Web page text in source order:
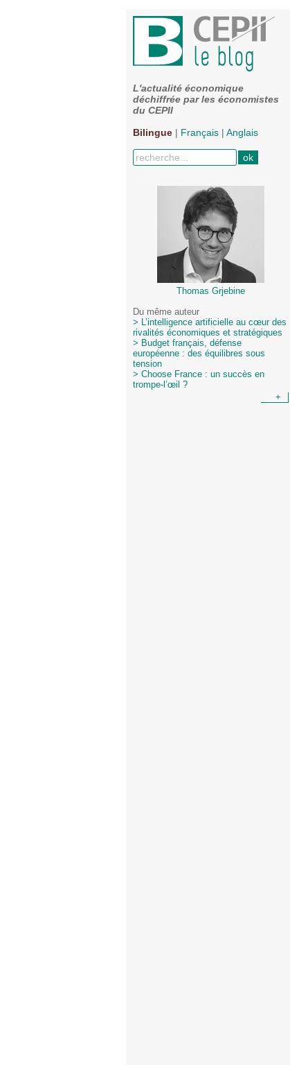
L'actualité économique
déchiffrée par les économistes
du CEPII
Bilingue | Français | Anglais
Thomas Grjebine
Du même auteur
> L’intelligence artificielle au cœur des
rivalités économiques et stratégiques
> Budget français, défense
européenne : des équilibres sous
tension
> Choose France : un succès en
trompe-l’œil ?
+